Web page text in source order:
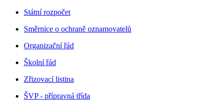
Státní rozpočet
Směrnice o ochraně oznamovatelů
Organizační řád
Školní řád
Zřizovací listina
ŠVP - přípravná třída